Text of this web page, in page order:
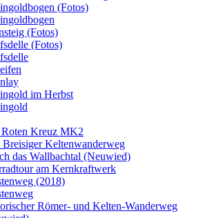
(Fotos)
(Fotos)
(Fotos)
im Herbst
Kreuz MK2
Breisiger Keltenwanderweg
das Wallbachtal (Neuwied)
am Kernkraftwerk
(2018)
Römer- und Kelten-Wanderweg